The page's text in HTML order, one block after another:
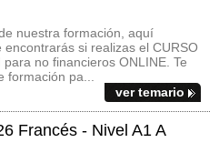
nuestra formación, aquí
si realizas el CURSO
no financieros ONLINE. Te
pa...
ver temario
Francés - Nivel A1 A